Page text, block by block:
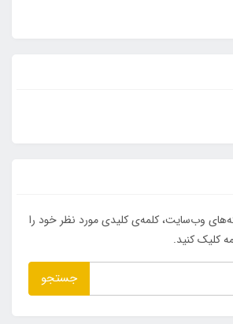
وب‌سایت، کلمه‌ی کلیدی مورد نظر خود را
کلیک کنید.
جستجو